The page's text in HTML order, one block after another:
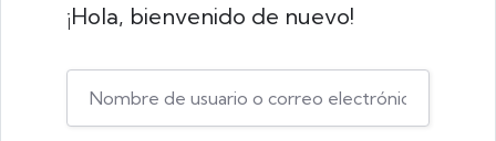
¡Hola, bienvenido de nuevo!